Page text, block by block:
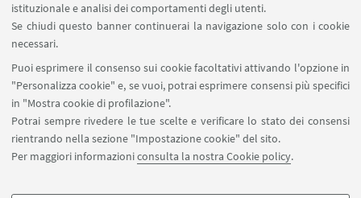
istituzionale e analisi dei comportamenti degli utenti.
Se chiudi questo banner continuerai la navigazione solo con i cookie
necessari.
Puoi esprimere il consenso sui cookie facoltativi attivando l'opzione in
"Personalizza cookie" e, se vuoi, potrai esprimere consensi più specifici
in "Mostra cookie di profilazione".
Potrai sempre rivedere le tue scelte e verificare lo stato dei consensi
rientrando nella sezione "Impostazione cookie" del sito.
Per maggiori informazioniconsulta la nostra Cookie policy.
QUANDO